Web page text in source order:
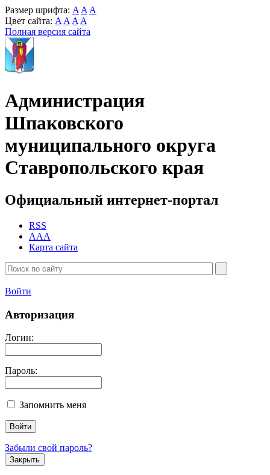
Размер шрифта: A A A
Цвет сайта: A A A A
Полная версия сайта
Администрация
Шпаковского
муниципального округа
Ставропольского края
Официальный интернет-портал
RSS
AAA
Карта сайта
Войти
Авторизация
Логин:
Пароль:
Запомнить меня
Забыли свой пароль?
Закрыть